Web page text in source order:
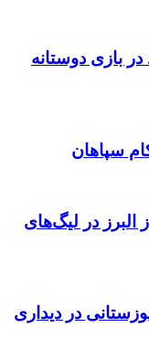
بازی دوستانه
سپاهان
البرز در لیگ‌های
در دیداری